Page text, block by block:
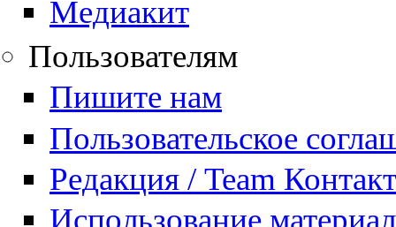
Медиакит
Пользователям
Пишите нам
Пользовательское
Редакция / Team
Использование